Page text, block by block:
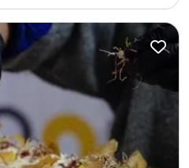
"plus" qui rendra votre réception